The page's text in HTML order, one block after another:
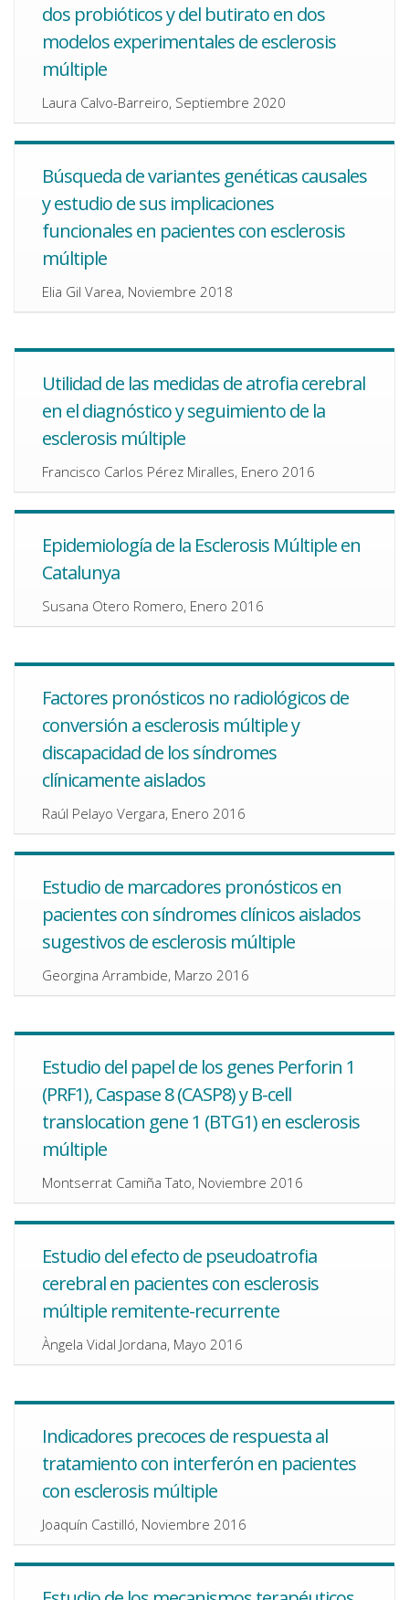
dos probióticos y del butirato en dos
modelos experimentales de esclerosis
múltiple
Laura Calvo-Barreiro, Septiembre 2020
Búsqueda de variantes genéticas causales
y estudio de sus implicaciones
funcionales en pacientes con esclerosis
múltiple
Elia Gil Varea, Noviembre 2018
Utilidad de las medidas de atrofia cerebral
en el diagnóstico y seguimiento de la
esclerosis múltiple
Francisco Carlos Pérez Miralles, Enero 2016
Epidemiología de la Esclerosis Múltiple en
Catalunya
Susana Otero Romero, Enero 2016
Factores pronósticos no radiológicos de
conversión a esclerosis múltiple y
discapacidad de los síndromes
clínicamente aislados
Raúl Pelayo Vergara, Enero 2016
Estudio de marcadores pronósticos en
pacientes con síndromes clínicos aislados
sugestivos de esclerosis múltiple
Georgina Arrambide, Marzo 2016
Estudio del papel de los genes Perforin 1
(PRF1), Caspase 8 (CASP8) y B-cell
translocation gene 1 (BTG1) en esclerosis
múltiple
Montserrat Camiña Tato, Noviembre 2016
Estudio del efecto de pseudoatrofia
cerebral en pacientes con esclerosis
múltiple remitente-recurrente
Àngela Vidal Jordana, Mayo 2016
Indicadores precoces de respuesta al
tratamiento con interferón en pacientes
con esclerosis múltiple
Joaquín Castilló, Noviembre 2016